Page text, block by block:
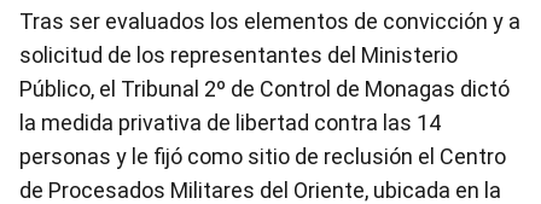
Tras ser evaluados los elementos de convicción y a
solicitud de los representantes del Ministerio
Público, el Tribunal 2º de Control de Monagas dictó
la medida privativa de libertad contra las 14
personas y le fijó como sitio de reclusión el Centro
de Procesados Militares del Oriente, ubicada en la